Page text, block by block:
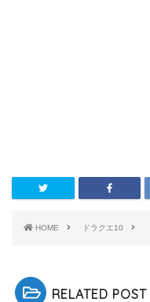
HOME ドラクエ10
RELATED POST